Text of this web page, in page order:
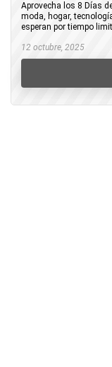
Aprovecha los 8 Días
moda, hogar,
esperan por tiempo
12 octubre, 2025